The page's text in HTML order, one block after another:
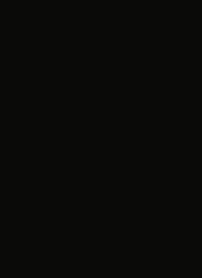
in a new tab
new tab